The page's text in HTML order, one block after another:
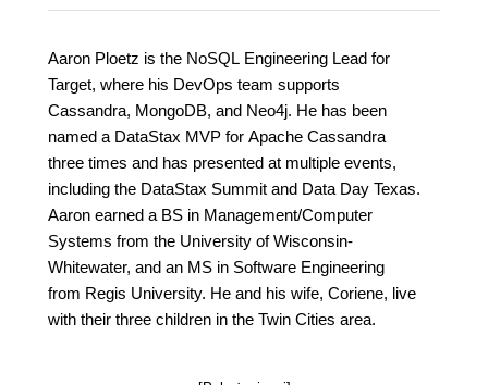
Aaron Ploetz is the NoSQL Engineering Lead for
Target, where his DevOps team supports
Cassandra, MongoDB, and Neo4j. He has been
named a DataStax MVP for Apache Cassandra
three times and has presented at multiple events,
including the DataStax Summit and Data Day Texas.
Aaron earned a BS in Management/Computer
Systems from the University of Wisconsin-
Whitewater, and an MS in Software Engineering
from Regis University. He and his wife, Coriene, live
with their three children in the Twin Cities area.